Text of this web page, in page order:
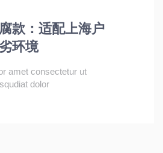
款：适配上海户
环境
amet consectetur ut
dolor